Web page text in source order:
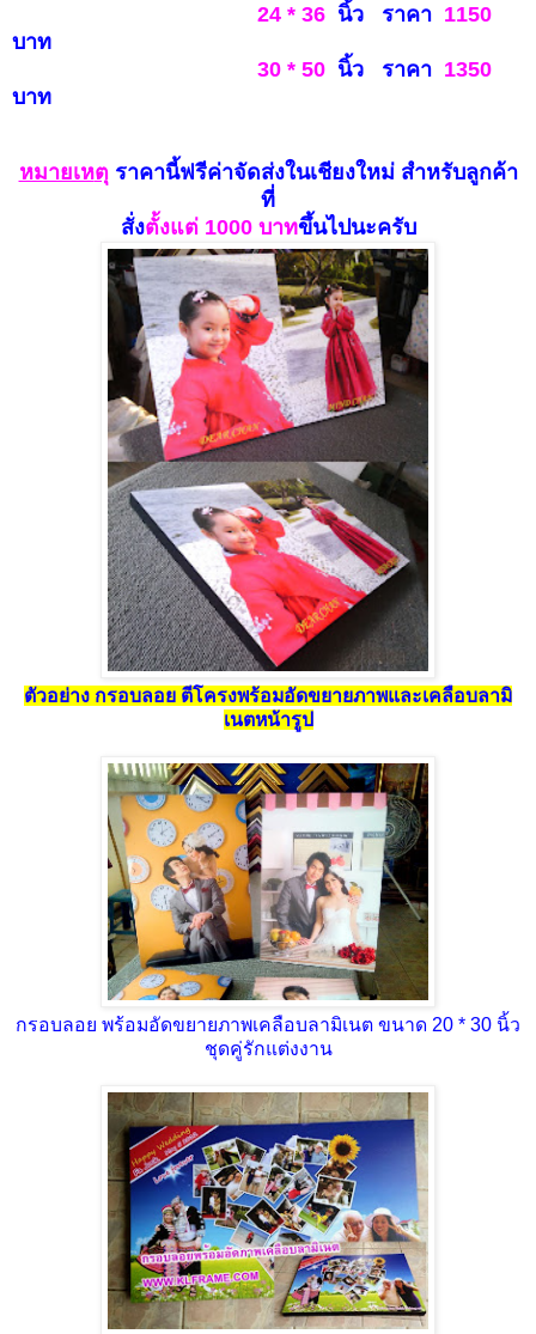
24 * 36 นิ้ว ราคา 1150
บาท
30 * 50 นิ้ว ราคา 1350
บาท
หมายเหตุราคานี้ฟรีค่าจัดส่งในเชียงใหม่ สำหรับลูกค้า
ที่
สั่งตั้งแต่ 1000 บาทขึ้นไปนะครับ
ตัวอย่าง กรอบลอย ตีโครงพร้อมอัดขยายภาพและเคลือบลามิ
เนตหน้ารูป
กรอบลอย พร้อมอัดขยายภาพเคลือบลามิเนต ขนาด 20 * 30 นิ้ว
ชุดคู่รักแต่งงาน